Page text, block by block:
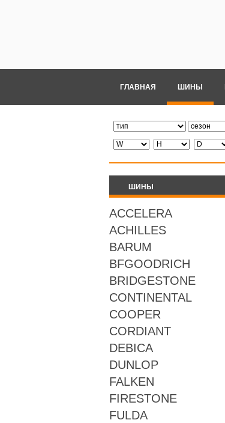
ГЛАВНАЯ ШИНЫ
ШИНЫ
ACCELERA
ACHILLES
BARUM
BFGOODRICH
BRIDGESTONE
CONTINENTAL
COOPER
CORDIANT
DEBICA
DUNLOP
FALKEN
FIRESTONE
FULDA